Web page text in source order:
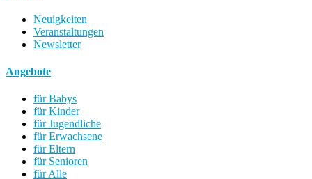
Neuigkeiten
Veranstaltungen
Newsletter
Angebote
für Babys
für Kinder
für Jugendliche
für Erwachsene
für Eltern
für Senioren
für Alle